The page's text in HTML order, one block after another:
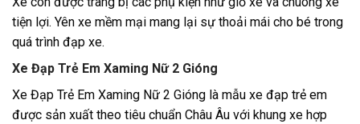
tiện lợi. Yên xe mềm mại mang lại sự thoải mái cho bé trong
quá trình đạp xe.
Xe Đạp Trẻ Em Xaming Nữ 2 Gióng
Xe Đạp Trẻ Em Xaming Nữ 2 Gióng là mẫu xe đạp trẻ em
được sản xuất theo tiêu chuẩn Châu Âu với khung xe hợp